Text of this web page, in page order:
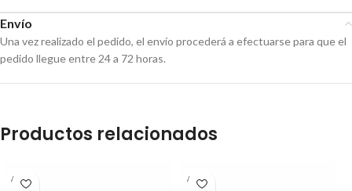
Envío
Una vez realizado el pedido, el envío procederá a efectuarse para que el
pedido llegue entre 24 a 72 horas.
Productos relacionados
AGOT
ADO
AGOT
ADO